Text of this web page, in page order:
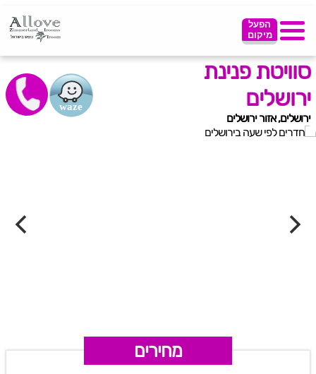
הפעל
מיקום
סוויטת פנינת
ירושלים
ירושלים, אזור ירושלים
מחירים